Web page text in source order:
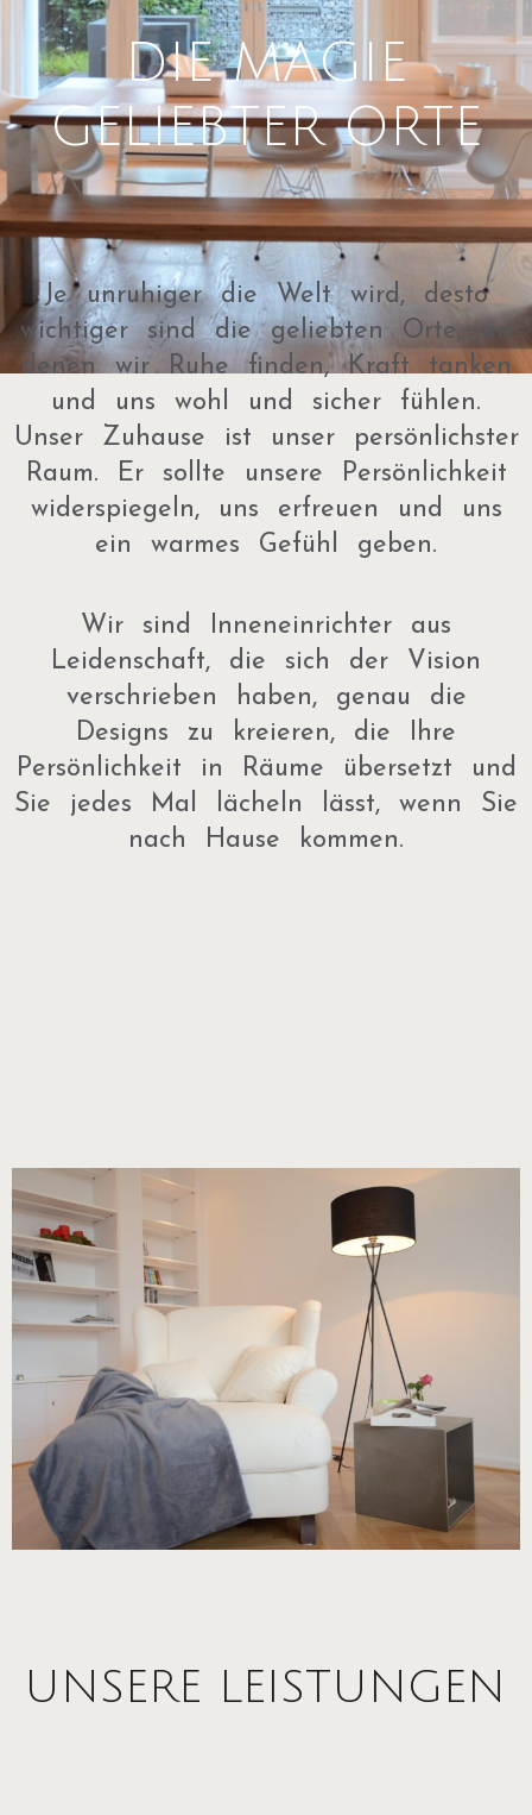
DIE MAGIE
GELIEBTER ORTE
Je unruhiger die Welt wird, desto
wichtiger sind die geliebten Orte, an
denen wir Ruhe finden, Kraft tanken
und uns wohl und sicher fühlen.
Unser Zuhause ist unser persönlichster
Raum. Er sollte unsere Persönlichkeit
widerspiegeln, uns erfreuen und uns
ein warmes Gefühl geben.
Wir sind Inneneinrichter aus
Leidenschaft, die sich der Vision
verschrieben haben, genau die
Designs zu kreieren, die Ihre
Persönlichkeit in Räume übersetzt und
Sie jedes Mal lächeln lässt, wenn Sie
nach Hause kommen.
UNSERE LEISTUNGEN